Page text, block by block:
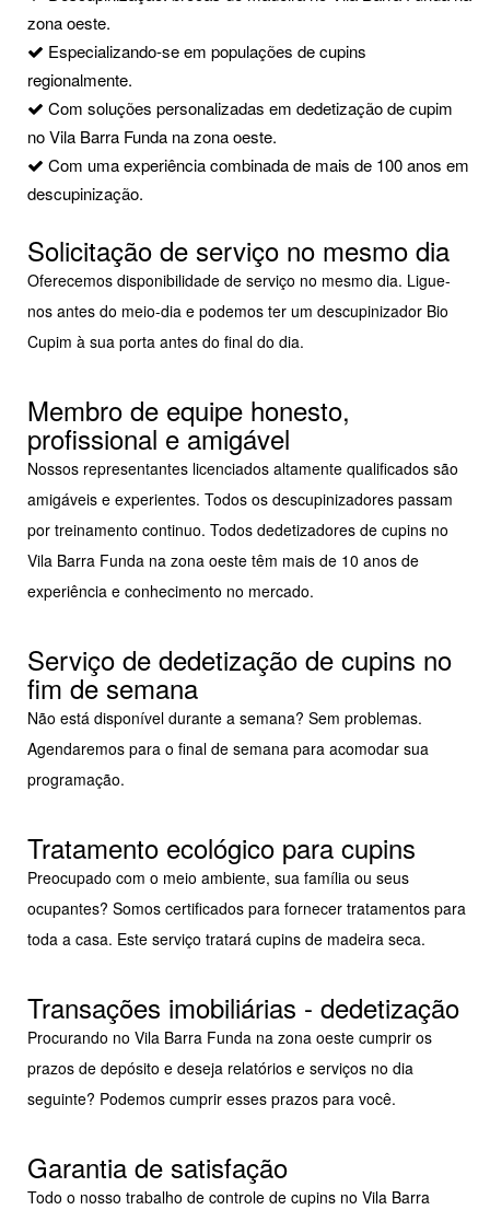
zona oeste.
Especializando-se em populações de cupins
regionalmente.
Com soluções personalizadas em dedetização de cupim
no Vila Barra Funda na zona oeste.
Com uma experiência combinada de mais de 100 anos em
descupinização.
Solicitação de serviço no mesmo dia
Oferecemos disponibilidade de serviço no mesmo dia. Ligue-
nos antes do meio-dia e podemos ter um descupinizador Bio
Cupim à sua porta antes do final do dia.
Membro de equipe honesto,
profissional e amigável
Nossos representantes licenciados altamente qualificados são
amigáveis e experientes. Todos os descupinizadores passam
por treinamento continuo. Todos dedetizadores de cupins no
Vila Barra Funda na zona oeste têm mais de 10 anos de
experiência e conhecimento no mercado.
Serviço de dedetização de cupins no
fim de semana
Não está disponível durante a semana? Sem problemas.
Agendaremos para o final de semana para acomodar sua
programação.
Tratamento ecológico para cupins
Preocupado com o meio ambiente, sua família ou seus
ocupantes? Somos certificados para fornecer tratamentos para
toda a casa. Este serviço tratará cupins de madeira seca.
Transações imobiliárias - dedetização
Procurando no Vila Barra Funda na zona oeste cumprir os
prazos de depósito e deseja relatórios e serviços no dia
seguinte? Podemos cumprir esses prazos para você.
Garantia de satisfação
Todo o nosso trabalho de controle de cupins no Vila Barra